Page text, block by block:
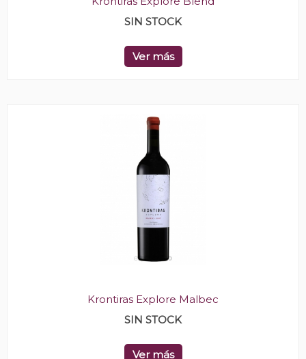
SIN STOCK
Ver más
Krontiras Explore Malbec
SIN STOCK
Ver más